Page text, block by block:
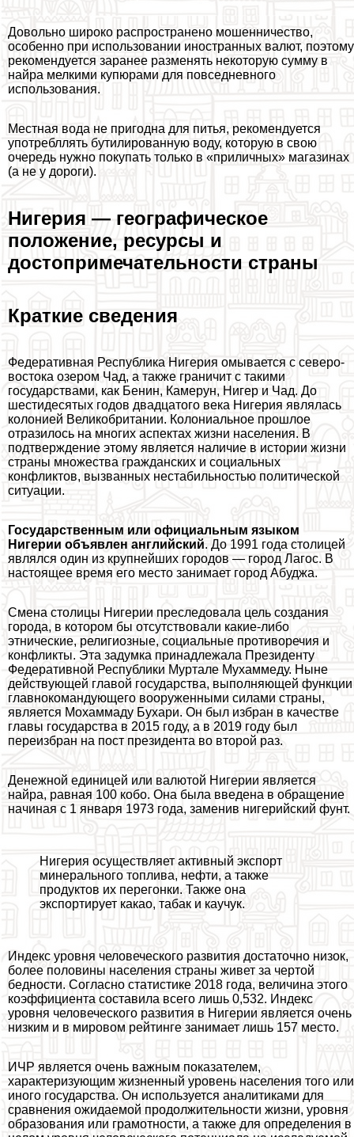
Довольно широко распространено мошенничество,
особенно при использовании иностранных валют, поэтому
рекомендуется заранее разменять некоторую сумму в
найра мелкими купюрами для повседневного
использования.
Местная вода не пригодна для питья, рекомендуется
употрeбллять бутилированную воду, которую в свою
очередь нужно покупать только в «приличных» магазинах
(а не у дороги).
Нигерия — географическое
положение, ресурсы и
достопримечательности страны
Краткие сведения
Федеративная Республика Нигерия омывается с северо-
востока озером Чад, а также граничит с такими
государствами, как Бенин, Камерун, Нигер и Чад. До
шестидесятых годов двадцатого века Нигерия являлась
колонией Великобритании. Колониальное прошлое
отразилось на многих аспектах жизни населения. В
подтверждение этому является наличие в истории жизни
страны множества гражданских и социальных
конфликтов, вызванных нестабильностью политической
ситуации.
Государственным или официальным языком
Нигерии объявлен английский. До 1991 года столицей
являлся один из крупнейших городов — город Лагос. В
настоящее время его место занимает город Абуджа.
Смена столицы Нигерии преследовала цель создания
города, в котором бы отсутствовали какие-либо
этнические, религиозные, социальные противоречия и
конфликты. Эта задумка принадлежала Президенту
Федеративной Республики Муртале Мухаммеду. Ныне
действующей главой государства, выполняющей функции
главнокомaндующего вооруженными силами страны,
является Мохаммаду Бухари. Он был избран в качестве
главы государства в 2015 году, а в 2019 году был
переизбран на пост президента во второй раз.
Денежной единицей или валютой Нигерии является
найра, равная 100 кобо. Она была введена в обращение
начиная с 1 января 1973 года, заменив нигерийский фунт.
Нигерия осуществляет активный экспорт
минерального топлива, нефти, а также
продуктов их перегонки. Также она
экспортирует какао, табак и каучук.
Индекс уровня человеческого развития достаточно низок,
более половины населения страны живет за чертой
бедности. Согласно статистике 2018 года, величина этого
коэффициента составила всего лишь 0,532. Индекс
уровня человеческого развития в Нигерии является очень
низким и в мировом рейтинге занимает лишь 157 место.
ИЧР является очень важным показателем,
хаpaктеризующим жизненный уровень населения того или
иного государства. Он используется аналитиками для
сравнения ожидаемой продолжительности жизни, уровня
образования или грамотности, а также для определения в